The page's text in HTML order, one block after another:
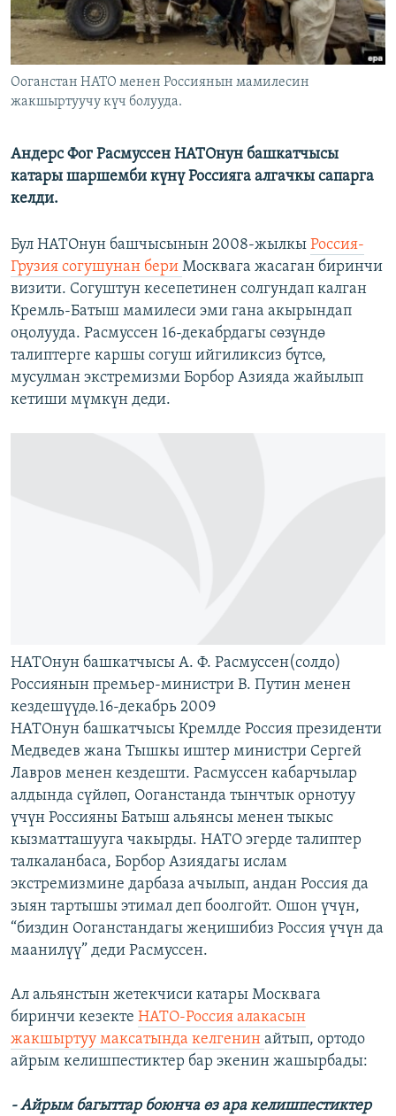
ЭЕ/АРнун бардык сайттары
Ооганстан НАТО менен Россиянын мамилесин
жакшыртуучу күч болууда.
Андерс Фог Расмуссен НАТОнун башкатчысы
катары шаршемби күнү Россияга алгачкы сапарга
келди.
Бул НАТОнун башчысынын 2008-жылкы Россия-
Грузия согушунан бери Москвага жасаган биринчи
визити. Согуштун кесепетинен солгундап калган
Кремль-Батыш мамилеси эми гана акырындап
оңолууда. Расмуссен 16-декабрдагы сөзүндө
талиптерге каршы согуш ийгиликсиз бүтсө,
мусулман экстремизми Борбор Азияда жайылып
кетиши мүмкүн деди.
НАТОнун башкатчысы А. Ф. Расмуссен(солдо)
Россиянын премьер-министри В. Путин менен
кездешүүдө.16-декабрь 2009
НАТОнун башкатчысы Кремлде Россия президенти
Медведев жана Тышкы иштер министри Сергей
Лавров менен кездешти. Расмуссен кабарчылар
алдында сүйлөп, Ооганстанда тынчтык орнотуу
үчүн Россияны Батыш альянсы менен тыкыс
кызматташууга чакырды. НАТО эгерде талиптер
талкаланбаса, Борбор Азиядагы ислам
экстремизмине дарбаза ачылып, андан Россия да
зыян тартышы этимал деп боолгойт. Ошон үчүн,
“биздин Ооганстандагы жеңишибиз Россия үчүн да
маанилүү” деди Расмуссен.
Ал альянстын жетекчиси катары Москвага
биринчи кезекте НАТО-Россия алакасын
жакшыртуу максатында келгенин айтып, ортодо
айрым келишпестиктер бар экенин жашырбады:
- Айрым багыттар боюнча өз ара келишпестиктер